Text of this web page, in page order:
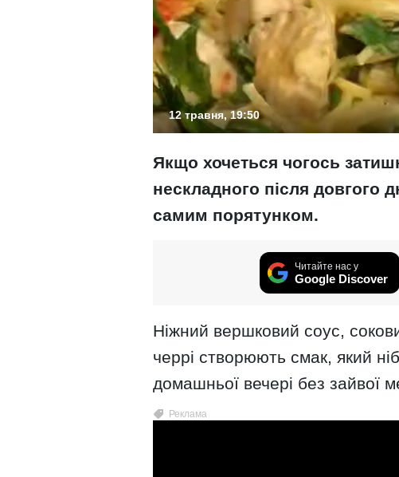
12 травня, 19:50
Якщо хочеться чогось
нескладного після довгого
самим порятунком.
Читайте нас у
Google Discover
Ніжний вершковий соус,
черрі створюють смак, який
домашньої вечері без зайвої